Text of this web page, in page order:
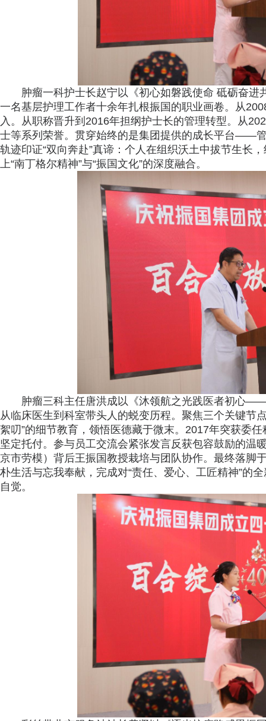
肿瘤一科护士长赵宁以《初心如磐践使命 砥砺奋
一名基层护理工作者十余年扎根振国的职业画卷。从
入。从职称晋升到2016年担纲护士长的管理转型。从
士等系列荣誉。贯穿始终的是集团提供的成长平台——
轨迹印证“双向奔赴”真谛：个人在组织沃土中拔节生长
上“南丁格尔精神”与“振国文化”的深度融合。
肿瘤三科主任唐洪成以《沐领航之光践医者初心
从临床医生到科室带头人的蜕变历程。聚焦三个关键节
絮叨”的细节教育，领悟医德藏于微末。2017年突获委
坚定托付。参与员工交流会紧张发言反获包容鼓励的温
京市劳模）背后王振国教授栽培与团队协作。最终落脚
朴生活与忘我奉献，完成对“责任、爱心、工匠精神”的
自觉。